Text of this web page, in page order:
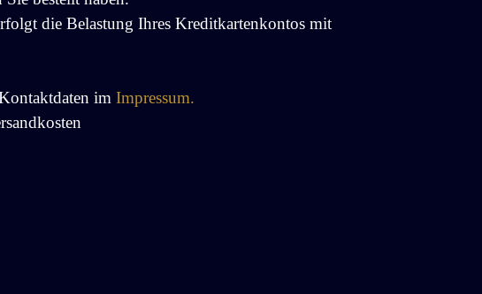
die Belastung Ihres Kreditkartenkontos mit
im Impressum.